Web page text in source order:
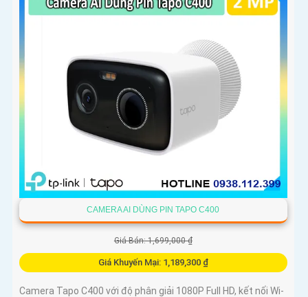
CAMERA AI DÙNG PIN TAPO C400
Giá Bán: 1,699,000 ₫
Giá Khuyến Mại: 1,189,300 ₫
Camera Tapo C400 với độ phân giải 1080P Full HD, kết nối Wi-